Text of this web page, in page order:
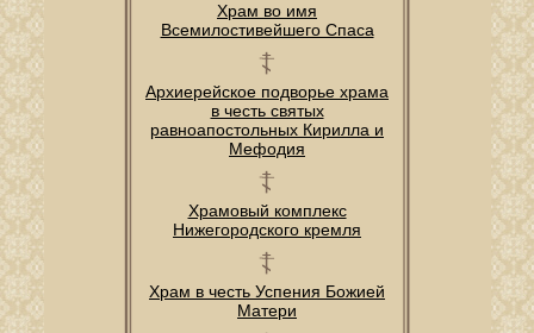
Храм во имя
Всемилостивейшего Спаса
Архиерейское подворье храма
в честь святых
равноапостольных Кирилла и
Мефодия
Храмовый комплекс
Нижегородского кремля
Храм в честь Успения Божией
Матери